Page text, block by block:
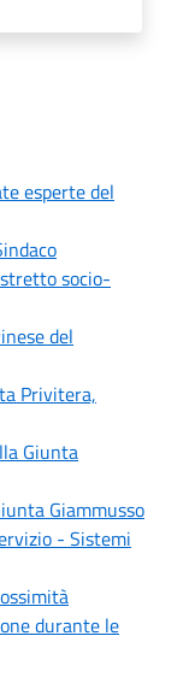
esperte del
socio-
del
Privitera,
Giunta
Giammusso
- Sistemi
durante le